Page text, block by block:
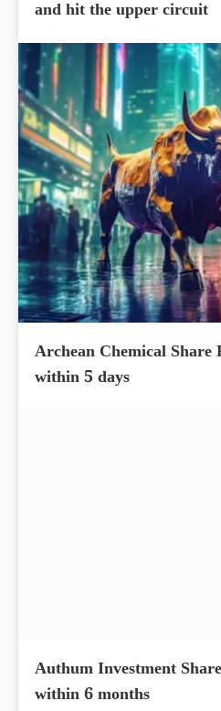
L&T Technology Share
and hit the upper circuit